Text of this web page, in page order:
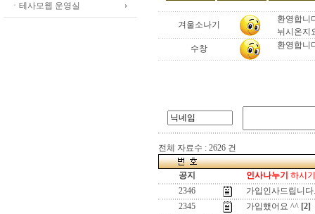
ㆍ테사모웹 운영실
겨울소나기
환영합니
뉘시온지
수창
환영합니
전체 자료수 : 2626 건
공지 인사나누기 하시
2346
가입인사드립니다.
2345
가입했어요 ^^ [2]